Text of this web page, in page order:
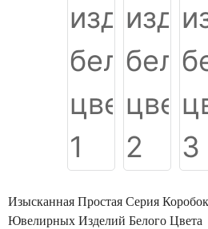
Изысканная Простая Серия
Ювелирных Изделий Белого Цвета